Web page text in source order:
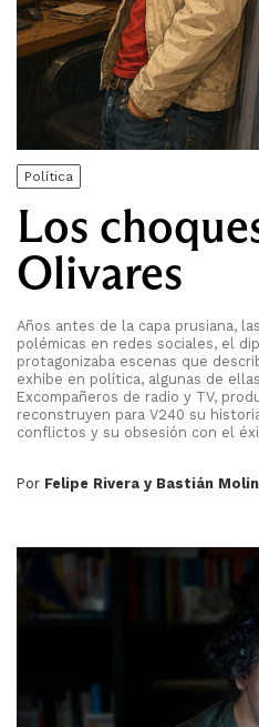
Política
Los
Olivares
Años antes de la capa prusiana,
polémicas en redes sociales, el
protagonizaba escenas que
exhibe en política, algunas de
Excompañeros de radio y TV,
reconstruyen para V240 su
conflictos y su obsesión con el
Por Felipe Rivera y Bastián